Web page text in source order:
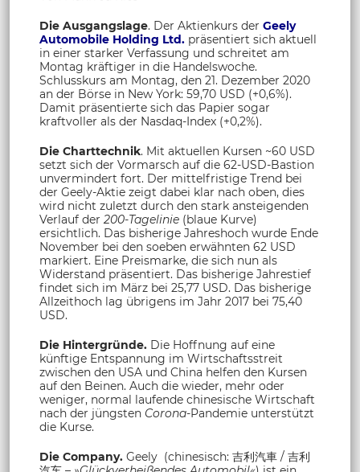
Die Ausgangslage. Der Aktienkurs der Geely
Automobile Holding Ltd. präsentiert sich aktuell
in einer starker Verfassung und schreitet am
Montag kräftiger in die Handelswoche.
Schlusskurs am Montag, den 21. Dezember 2020
an der Börse in New York: 59,70 USD (+0,6%).
Damit präsentierte sich das Papier sogar
kraftvoller als der Nasdaq-Index (+0,2%).
Die Charttechnik. Mit aktuellen Kursen ~60 USD
setzt sich der Vormarsch auf die 62-USD-Bastion
unvermindert fort. Der mittelfristige Trend bei
der Geely-Aktie zeigt dabei klar nach oben, dies
wird nicht zuletzt durch den stark ansteigenden
Verlauf der 200-Tagelinie (blaue Kurve)
ersichtlich. Das bisherige Jahreshoch wurde Ende
November bei den soeben erwähnten 62 USD
markiert. Eine Preismarke, die sich nun als
Widerstand präsentiert. Das bisherige Jahrestief
findet sich im März bei 25,77 USD. Das bisherige
Allzeithoch lag übrigens im Jahr 2017 bei 75,40
USD.
Die Hintergründe. Die Hoffnung auf eine
künftige Entspannung im Wirtschaftsstreit
zwischen den USA und China helfen den Kursen
auf den Beinen. Auch die wieder, mehr oder
weniger, normal laufende chinesische Wirtschaft
nach der jüngsten Corona-Pandemie unterstützt
die Kurse.
Die Company. Geely (chinesisch: 吉利汽車 / 吉利